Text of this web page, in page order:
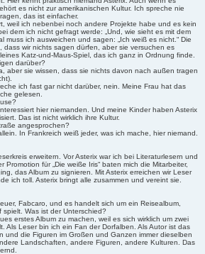
es nicht zur amerikanischen Kultur. Ich spreche nie
das ist einfacher.
weil ich nebenbei noch andere Projekte habe und es kein
dem ich nicht gefragt werde: „Und, wie sieht es mit dem
muss ich ausweichen und sagen: „Ich weiß es nicht.“ Die
dass wir nichts sagen dürfen, aber sie versuchen es
Katz-und-Maus-Spiel, das ich ganz in Ordnung finde.
darüber?
aber sie wissen, dass sie nichts davon nach außen tragen
ich fast gar nicht darüber, nein. Meine Frau hat das
gelesen.
hier niemanden. Und meine Kinder haben Asterix
Das ist nicht wirklich ihre Kultur.
angesprochen?
In Frankreich weiß jeder, was ich mache, hier niemand.
erweitern. Vor Asterix war ich bei Literaturlesern und
Promotion für „Die weiße Iris“ baten mich die Mitarbeiter,
das Album zu signieren. Mit Asterix erreichen wir Leser
ich toll. Asterix bringt alle zusammen und vereint sie.
Fabcaro, und es handelt sich um ein Reisealbum,
spielt. Was ist der Unterschied?
erstes Album zu machen, weil es sich wirklich um zwei
Als Leser bin ich ein Fan der Dorfalben. Als Autor ist das
und die Figuren im Großen und Ganzen immer dieselben
Landschaften, andere Figuren, andere Kulturen. Das